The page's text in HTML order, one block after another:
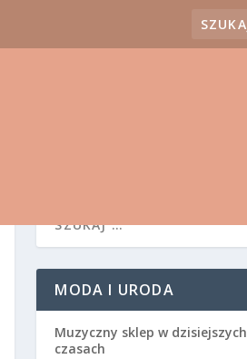
MODA I URODA
Muzyczny sklep w dzisiejszych
czasach